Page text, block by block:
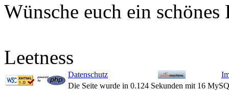
Wünsche euch ein schönes
Leetness
Datenschutz
Die Seite wurde in 0.124 Sekunden mit 16